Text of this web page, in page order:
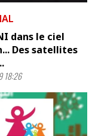
dans le ciel
Des satellites
18:26